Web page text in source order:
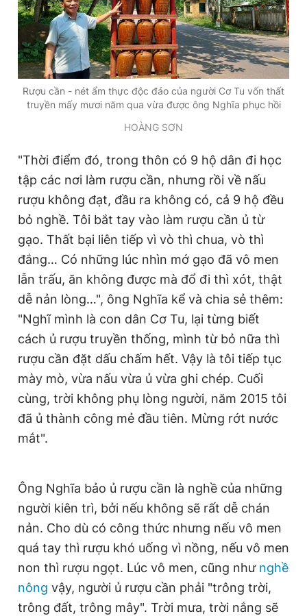
Rượu cần - nét ẩm thực độc đáo của người Cơ Tu vốn thất
truyền mấy mươi năm qua vừa được ông Nghĩa phục hồi
HOÀNG SƠN
"Thời điểm đó, trong thôn có 9 hộ dân đi học
tập các nơi làm rượu cần, nhưng rồi về nấu
rượu không đạt, đầu ra không có, cả 9 hộ đều
bỏ nghề. Tôi bắt tay vào làm rượu cần ủ từ
gạo. Thất bại liên tiếp vì vò thì chua, vò thì
đắng… Có những lúc nhìn mớ gạo đã vô men
lẫn trấu, ăn không được mà đổ đi thì xót, thật
dễ nản lòng…", ông Nghĩa kể và chia sẻ thêm:
"Nghĩ mình là con dân Cơ Tu, lại từng biết
cách ủ rượu truyền thống, mình từ bỏ nữa thì
rượu cần đặt dấu chấm hết. Vậy là tôi tiếp tục
mày mò, vừa nấu vừa ủ vừa ghi chép. Cuối
cùng, trời không phụ lòng người, năm 2015 tôi
đã ủ thành công mẻ đầu tiên. Mừng rớt nước
mắt".
Ông Nghĩa bảo ủ rượu cần là nghề của những
người kiên trì, bởi nếu không sẽ rất dễ chán
nản. Cho dù có công thức nhưng nếu vô men
quá tay thì rượu khó uống vì nồng, nếu vô men
non thì rượu ngọt. Lúc vô men, cũng như nghề
nông vậy, người ủ rượu cần phải "trông trời,
trông đất, trông mây". Trời mưa, trời nắng sẽ